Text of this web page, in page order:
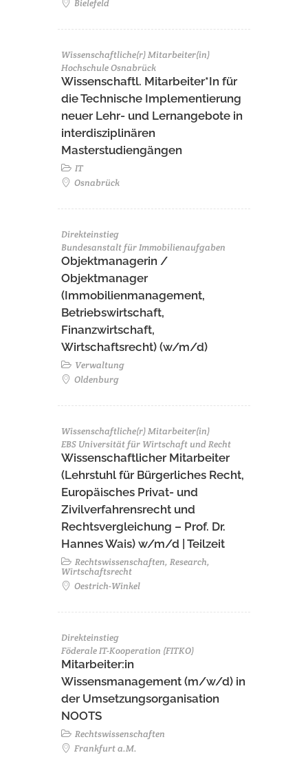
Bielefeld
Wissenschaftliche(r) Mitarbeiter(in)
Hochschule Osnabrück
Wissenschaftl. Mitarbeiter*In für
die Technische Implementierung
neuer Lehr- und Lernangebote in
interdisziplinären
Masterstudiengängen
IT
Osnabrück
Direkteinstieg
Bundesanstalt für Immobilienaufgaben
Objektmanagerin /
Objektmanager
(Immobilienmanagement,
Betriebswirtschaft,
Finanzwirtschaft,
Wirtschaftsrecht) (w/m/d)
Verwaltung
Oldenburg
Wissenschaftliche(r) Mitarbeiter(in)
EBS Universität für Wirtschaft und Recht
Wissenschaftlicher Mitarbeiter
(Lehrstuhl für Bürgerliches Recht,
Europäisches Privat- und
Zivilverfahrensrecht und
Rechtsvergleichung – Prof. Dr.
Hannes Wais) w/m/d | Teilzeit
Rechtswissenschaften, Research,
Wirtschaftsrecht
Oestrich-Winkel
Direkteinstieg
Föderale IT-Kooperation (FITKO)
Mitarbeiter:in
Wissensmanagement (m/w/d) in
der Umsetzungsorganisation
NOOTS
Rechtswissenschaften
Frankfurt a.M.